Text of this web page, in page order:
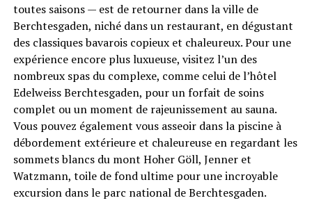
toutes saisons — est de retourner dans la ville de
Berchtesgaden, niché dans un restaurant, en dégustant
des classiques bavarois copieux et chaleureux. Pour une
expérience encore plus luxueuse, visitez l’un des
nombreux spas du complexe, comme celui de l’hôtel
Edelweiss Berchtesgaden, pour un forfait de soins
complet ou un moment de rajeunissement au sauna.
Vous pouvez également vous asseoir dans la piscine à
débordement extérieure et chaleureuse en regardant les
sommets blancs du mont Hoher Göll, Jenner et
Watzmann, toile de fond ultime pour une incroyable
excursion dans le parc national de Berchtesgaden.